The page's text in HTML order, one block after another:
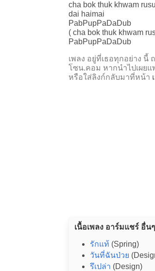
cha bok thuk khwam
dai haimai
PabPupPaDaDub
( cha bok thuk khwam
PabPupPaDaDub
เพลง อยู่ที่เธอทุกอย่าง นี้
โซน.คอม หากนำไปเผย
หรือใส่ลิงก์กลับมาที่หน้า
เนื้อเพลง อาร์มแชร์ อื่นๆ
รักแท้ (Spring)
วันที่ฉันป่วย
รึเปล่า (Design)